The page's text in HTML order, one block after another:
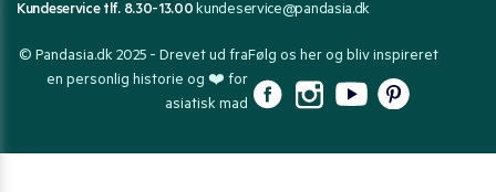
Kundeservice tlf. 8.30-13.00kundeservice@pandasia.dk
© Pandasia.dk 2025 - Drevet ud fra
en personlig historie og ❤️ for
asiatisk mad
Følg os her og bliv inspireret